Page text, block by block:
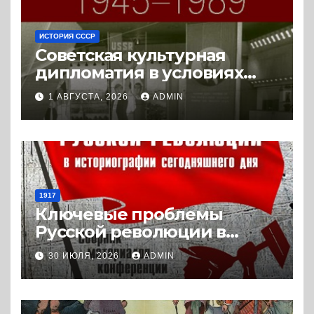
ИСТОРИЯ СССР
Советская культурная
дипломатия в условиях
Холодной войны. 1945-1989.
(2018) * Книга
1 АВГУСТА, 2026 ADMIN
1917
Ключевые проблемы
Русской революции в
историографии
сегодняшнего дня (2024) *
Книга
30 ИЮЛЯ, 2026 ADMIN